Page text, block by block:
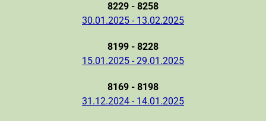
8229 - 8258
30.01.2025 - 13.02.2025
8199 - 8228
15.01.2025 - 29.01.2025
8169 - 8198
31.12.2024 - 14.01.2025